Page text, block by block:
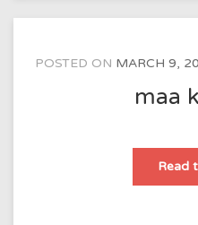
POSTED ON MARCH 9,
maa
Read